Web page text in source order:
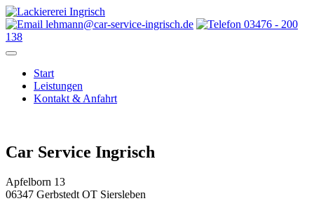
lehmann@car-service-ingrisch.de
03476 - 200
138
Start
Leistungen
Kontakt & Anfahrt
Car Service Ingrisch
Apfelborn 13
06347 Gerbstedt OT Siersleben